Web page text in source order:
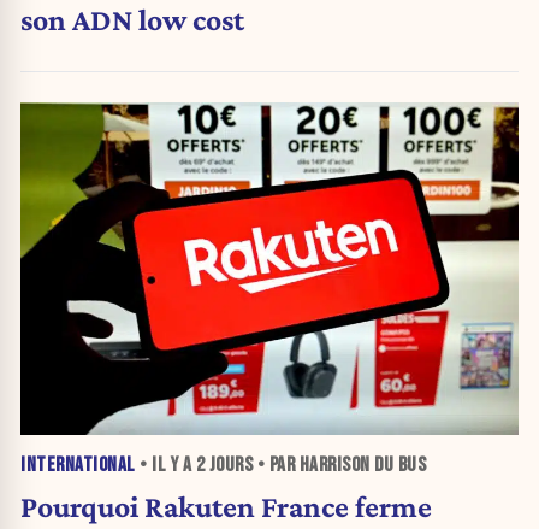
son ADN low cost
INTERNATIONAL • IL Y A 2 JOURS• PAR HARRISON DU BUS
Pourquoi Rakuten France ferme